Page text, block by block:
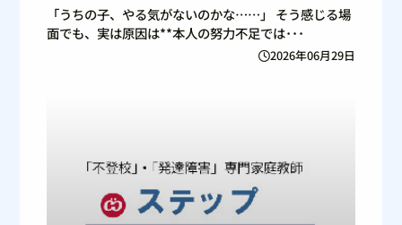
2026年06月29日
「うちの子、やる気がないのかな……」 そう感じる場
面でも、実は原因は**本人の努力不足では･･･